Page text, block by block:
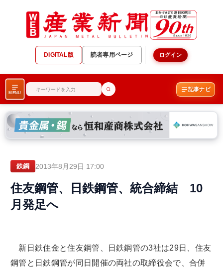
DIGITAL版 読者専用ページ ログイン
MENU
記事ナビ
鉄鋼 2013年8月29日 17:00
住友鋼管、日鉄鋼管、統合締結 10
月発足へ
新日鉄住金と住友鋼管、日鉄鋼管の3社は29日、住友
鋼管と日鉄鋼管が同日開催の両社の取締役会で、合併